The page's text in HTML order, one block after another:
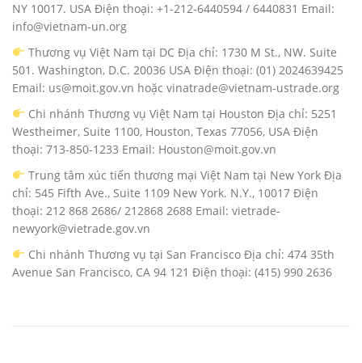
NY 10017. USA Điện thoại: +1-212-6440594 / 6440831 Email:
info@vietnam-un.org
Thương vụ Việt Nam tại DC Địa chỉ: 1730 M St., NW. Suite
501. Washington, D.C. 20036 USA Điện thoại: (01) 2024639425
Email: us@moit.gov.vn hoặc vinatrade@vietnam-ustrade.org
Chi nhánh Thương vụ Việt Nam tại Houston Địa chỉ: 5251
Westheimer, Suite 1100, Houston, Texas 77056, USA Điện
thoại: 713-850-1233 Email: Houston@moit.gov.vn
Trung tâm xúc tiến thương mại Việt Nam tại New York Địa
chỉ: 545 Fifth Ave., Suite 1109 New York. N.Y., 10017 Điện
thoại: 212 868 2686/ 212868 2688 Email: vietrade-
newyork@vietrade.gov.vn
Chi nhánh Thương vụ tại San Francisco Địa chỉ: 474 35th
Avenue San Francisco, CA 94 121 Điện thoại: (415) 990 2636